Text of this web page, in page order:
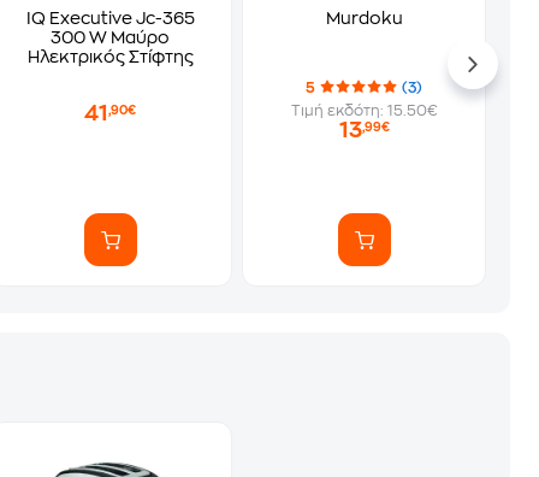
IQ Executive Jc-365
300 W Μαύρο
Ηλεκτρικός Στίφτης
41,90€
Murdoku
5
(3)
Τιμή εκδότη: 15.50€
13,99€